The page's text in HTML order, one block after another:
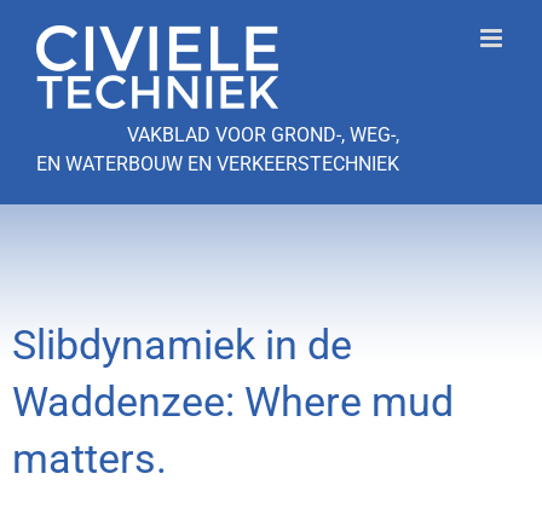
naar
inhoud
VAKBLAD VOOR GROND-, WEG-,
EN WATERBOUW EN VERKEERSTECHNIEK
Slibdynamiek in de
Waddenzee: Where mud
matters.